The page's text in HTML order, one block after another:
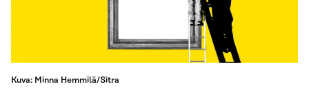
Kuva: Minna Hemmilä/Sitra